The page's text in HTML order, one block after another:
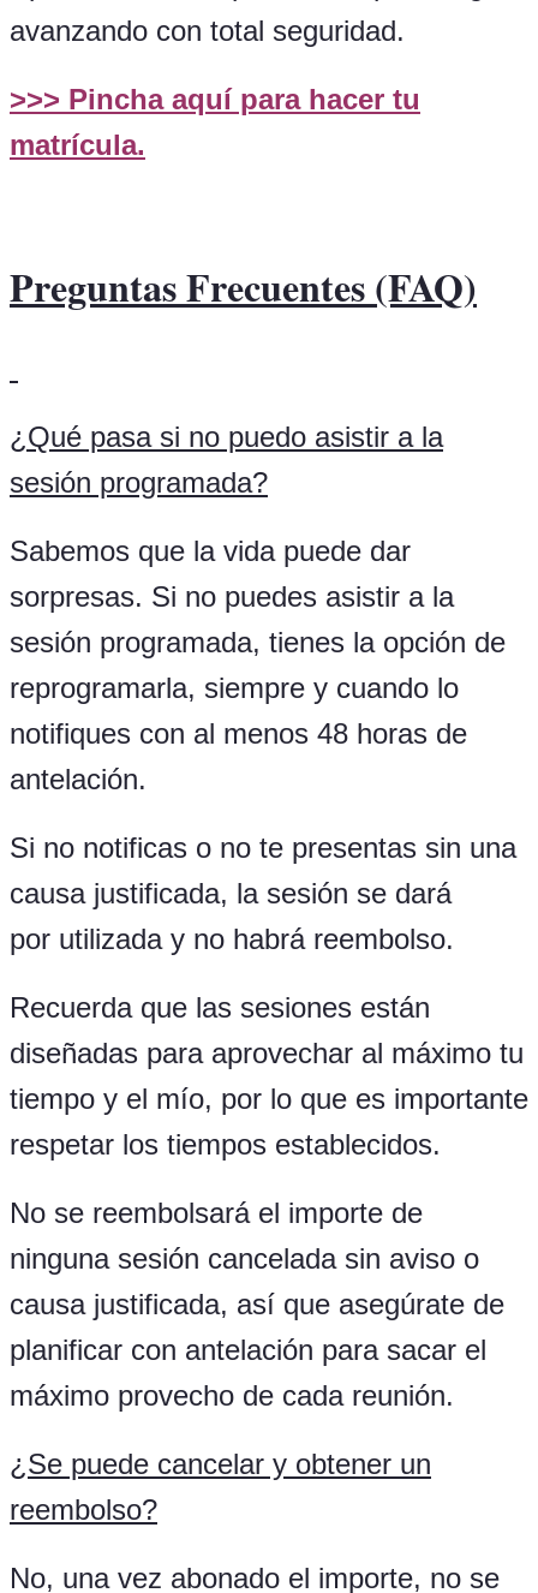
avanzando con total seguridad.
>>> Pincha aquí para hacer tu
matrícula.
Preguntas Frecuentes (FAQ)
¿Qué pasa si no puedo asistir a la
sesión programada?
Sabemos que la vida puede dar
sorpresas. Si no puedes asistir a la
sesión programada, tienes la opción de
reprogramarla, siempre y cuando lo
notifiques con al menos 48 horas de
antelación.
Si no notificas o no te presentas sin una
causa justificada, la sesión se dará
por utilizada y no habrá reembolso.
Recuerda que las sesiones están
diseñadas para aprovechar al máximo tu
tiempo y el mío, por lo que es importante
respetar los tiempos establecidos.
No se reembolsará el importe de
ninguna sesión cancelada sin aviso o
causa justificada, así que asegúrate de
planificar con antelación para sacar el
máximo provecho de cada reunión.
¿ Se puede cancelar y obtener un
reembolso?
No, una vez abonado el importe, no se